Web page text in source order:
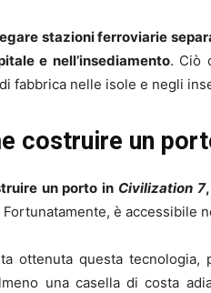
stazioni ferroviarie
e nell’insediamento. Ciò
fabbrica nelle isole e negli
costruire un
un porto in Civilization 7
Fortunatamente, è accessibile
ottenuta questa
una casella di costa